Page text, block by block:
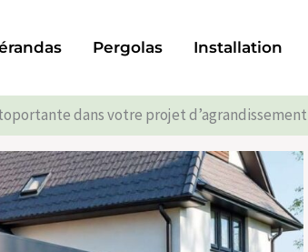
Pergolas Installation
dans votre projet d’agrandissement